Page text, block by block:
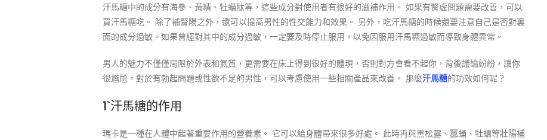
汗馬糖中的成分有海參、黃精、牡蠣肽等，這些成分對使用者有很好的滋補作用。 如果有腎虛問題需要改善，可以
買汗馬糖吃。 除了補腎陽之外，還可以提高男性的性交能力和效果。 另外，吃汗馬糖的時候還要注意自己是否對裏
面的成分過敏。如果曾經對其中的成分過敏，一定要及時停止服用，以免因服用汗馬糖過敏而導致身體異常。
男人的魅力不僅僅局限於外表和氣質，更需要在床上得到很好的體現，否則對方會看不起你，背後議論紛紛，讓你
很尷尬。對於有勃起問題或性欲不足的男性，可以考慮使用一些相關產品來改善。 那麼汗馬糖的功效如何呢？
1`汗馬糖的作用
瑪卡是一種在人體中起著重要作用的營養素。 它可以給身體帶來很多好處。 此時再與黑松露、蠶蛹、牡蠣等壯陽補